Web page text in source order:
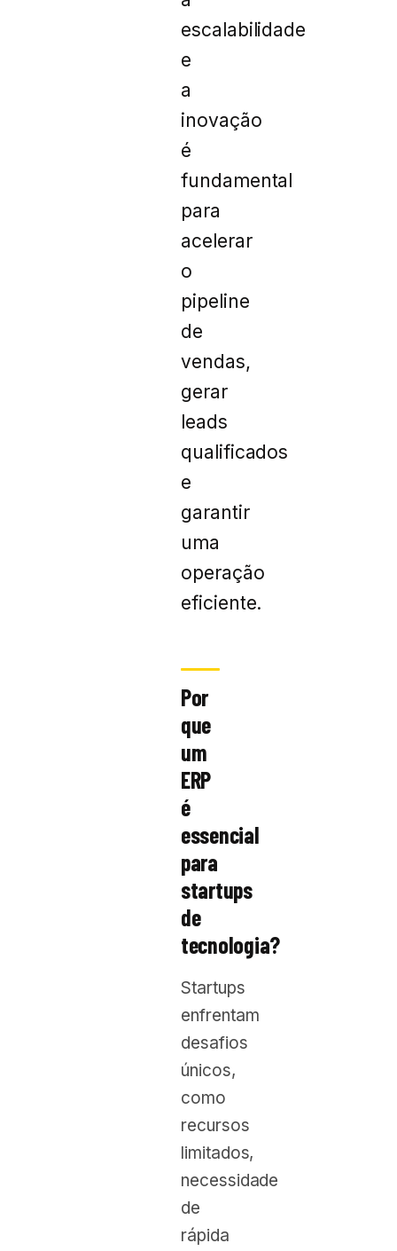
escalabilidade
e
a
inovação
é
fundamental
para
acelerar
o
pipeline
de
vendas,
gerar
leads
qualificados
e
garantir
uma
operação
eficiente.
Por
que
um
ERP
é
essencial
para
startups
de
tecnologia?
Startups
enfrentam
desafios
únicos,
como
recursos
limitados,
necessidade
de
rápida